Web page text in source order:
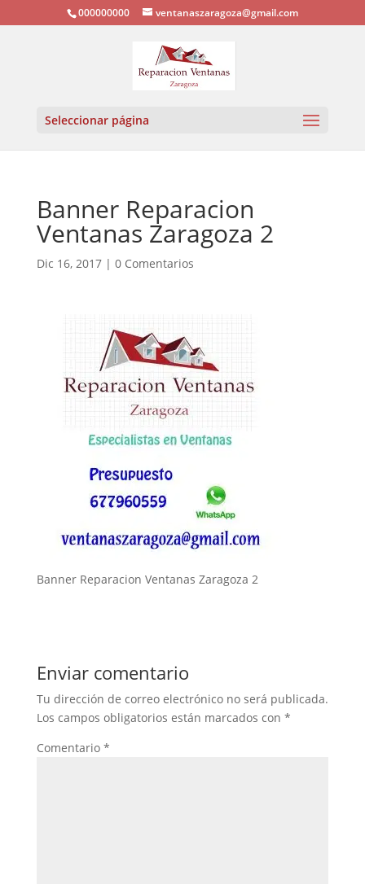
000000000 ventanaszaragoza@gmail.com
Seleccionar página
Banner Reparacion
Ventanas Zaragoza 2
Dic 16, 2017| 0 Comentarios
Banner Reparacion Ventanas Zaragoza 2
Enviar comentario
Tu dirección de correo electrónico no será publicada.
Los campos obligatorios están marcados con *
Comentario *